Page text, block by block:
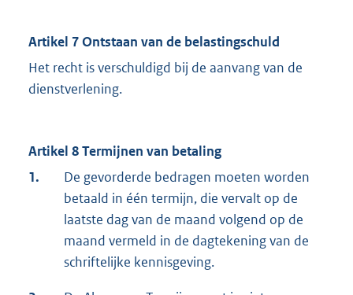
Artikel 7 Ontstaan van de belastingschuld
Het recht is verschuldigd bij de aanvang van de
dienstverlening.
Artikel 8 Termijnen van betaling
1.
De gevorderde bedragen moeten worden
betaald in één termijn, die vervalt op de
laatste dag van de maand volgend op de
maand vermeld in de dagtekening van de
schriftelijke kennisgeving.